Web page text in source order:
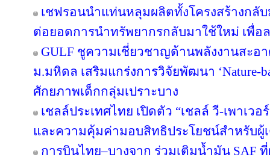
เชฟรอนนำแท่นหลุมผลิตทั้งโครงสร้างกลั
ต่อยอดการนำทรัพยากรกลับมาใช้ใหม่ เพื่อ
GULF ชูความเชี่ยวชาญด้านพลังงานสะอ
ม.มหิดล เสริมแกร่งการวิจัยพัฒนา ‘Nature-
ศักยภาพเด็กกลุ่มเปราะบาง
เชลล์ประเทศไทย เปิดตัว “เชลล์ วี-เพาเว
และความคุ้มค่ามอบสิทธิประโยชน์สำหรับผู้
การบินไทย–บางจาก ร่วมเติมน้ำมัน SAF